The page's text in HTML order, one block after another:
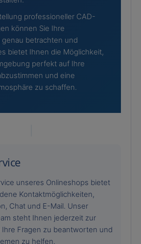
professioneller CAD-
können Sie Ihre
genau betrachten und
bietet Ihnen die Möglichkeit,
perfekt auf Ihre
und eine
zu schaffen.
unseres Onlineshops bietet
Kontaktmöglichkeiten,
Chat und E-Mail. Unser
steht Ihnen jederzeit zur
Fragen zu beantworten und
zu helfen.